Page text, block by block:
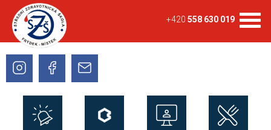
+420 558 630 019